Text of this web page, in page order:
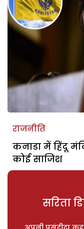
राजनीति
कनाडा में हिंदू
कोई साजिश
सरिता